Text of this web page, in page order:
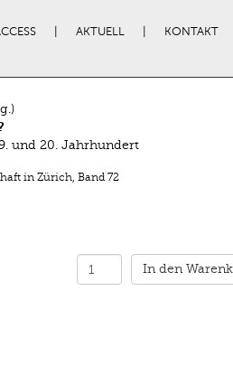
AKTUELL KONTAKT
und 20. Jahrhundert
in Zürich, Band 72
In den